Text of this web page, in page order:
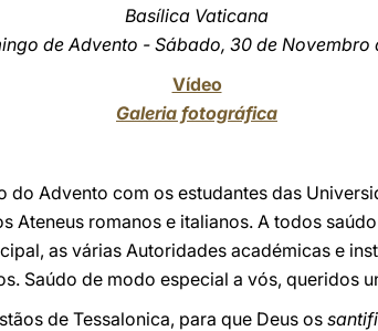
Basílica Vaticana
de Advento - Sábado, 30 de Novembro
Vídeo
Galeria fotográfica
Advento com os estudantes das
Ateneus romanos e italianos. A todos
as várias Autoridades académicas e
Saúdo de modo especial a vós, queridos
de Tessalonica, para que Deus os